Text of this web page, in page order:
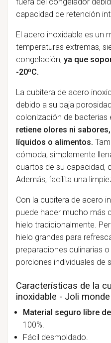
capacidad de retención
El acero inoxidable es un
temperaturas extremas,
congelación, ya que
-20ºC.
La cubitera de acero
debido a su baja
colonización de bacterias
retiene olores ni
líquidos o alimentos.
cómoda, simplemente
cuartos de su capacidad,
Además, facilita una
Con la cubitera de acero
puede hacer mucho más
hielo tradicionalmente.
hielo grandes para
preparaciones culinarias o
porciones individuales de
Características de la
inoxidable - Joli monde
Material seguro libre
100%.
Fácil desmoldado.